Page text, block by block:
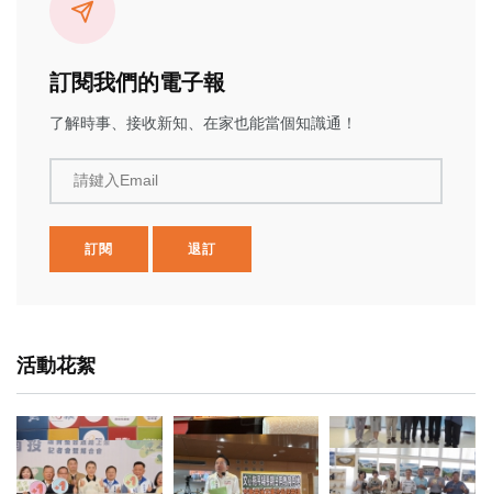
訂閱我們的電子報
了解時事、接收新知、在家也能當個知識通！
請鍵入Email
訂閱 退訂
活動花絮